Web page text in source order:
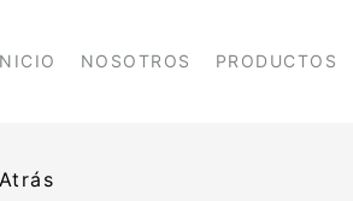
NOSOTROS PRODUCTOS
Atrás